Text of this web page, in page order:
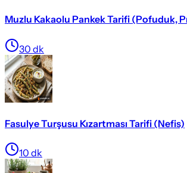
Muzlu Kakaolu Pankek Tarifi (Pofuduk,
30 dk
Fasulye Turşusu Kızartması Tarifi (Nefis)
10 dk